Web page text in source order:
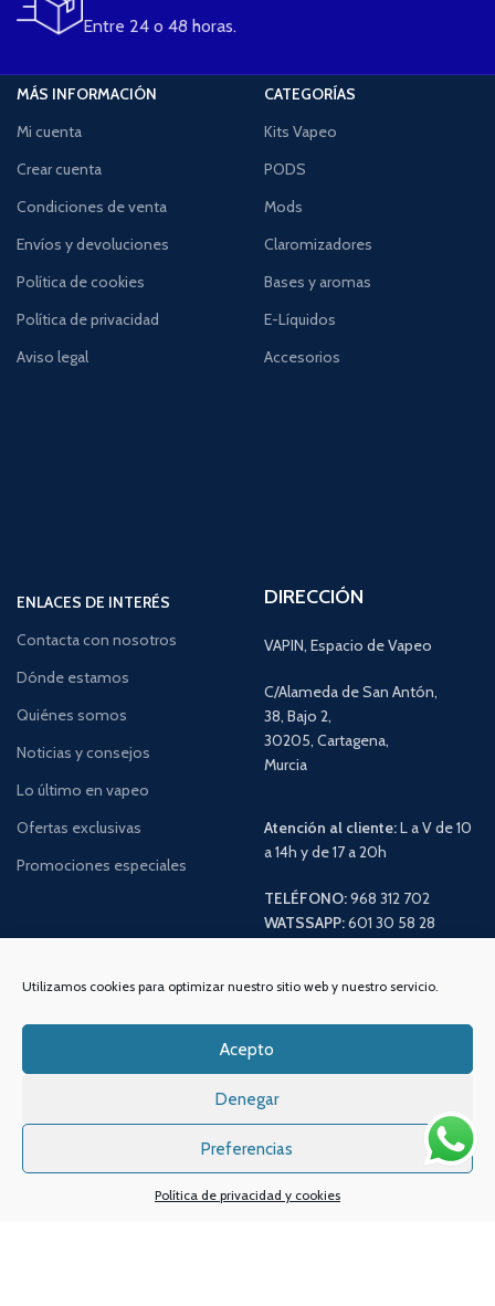
Utilizamos cookies para optimizar nuestro sitio web y nuestro servicio.
Acepto
Denegar
Preferencias
Política de privacidad y cookies
Entre 24 o 48 horas.
MÁS INFORMACIÓN
Mi cuenta
Crear cuenta
Condiciones de venta
Envíos y devoluciones
Política de cookies
Política de privacidad
Aviso legal
CATEGORÍAS
Kits Vapeo
PODS
Mods
Claromizadores
Bases y aromas
E-Líquidos
Accesorios
ENLACES DE INTERÉS
Contacta con nosotros
Dónde estamos
Quiénes somos
Noticias y consejos
Lo último en vapeo
Ofertas exclusivas
Promociones especiales
DIRECCIÓN
VAPIN, Espacio de Vapeo
C/Alameda de San Antón,
38, Bajo 2,
30205, Cartagena,
Murcia
Atención al cliente:L a V de 10
a 14h y de 17 a 20h
TELÉFONO:968 312 702
WATSSAPP:601 30 58 28